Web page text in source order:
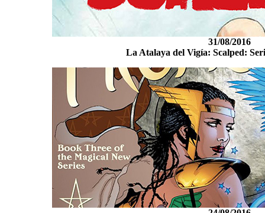
31/08/2016
La Atalaya del Vigía: Scalped: